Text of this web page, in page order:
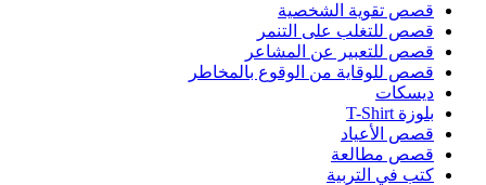
قصص تقوية الشخصية
قصص للتغلب على التنمر
قصص للتعبير عن المشاعر
قصص للوقاية من الوقوع بالمخاطر
ديسكات
بلوزة T-Shirt
قصص الأعياد
قصص مطالعة
كتب في التربية